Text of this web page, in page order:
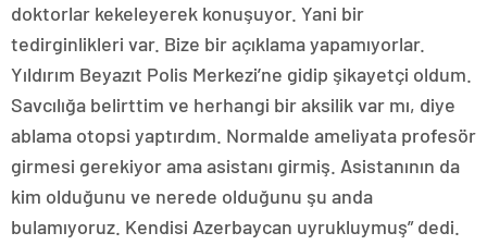
doktorlar kekeleyerek konuşuyor. Yani bir
tedirginlikleri var. Bize bir açıklama yapamıyorlar.
Yıldırım Beyazıt Polis Merkezi’ne gidip şikayetçi oldum.
Savcılığa belirttim ve herhangi bir aksilik var mı, diye
ablama otopsi yaptırdım. Normalde ameliyata profesör
girmesi gerekiyor ama asistanı girmiş. Asistanının da
kim olduğunu ve nerede olduğunu şu anda
bulamıyoruz. Kendisi Azerbaycan uyrukluymuş” dedi.